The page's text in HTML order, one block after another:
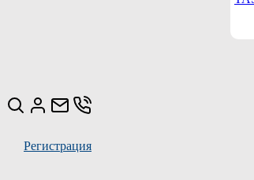
Регистрация